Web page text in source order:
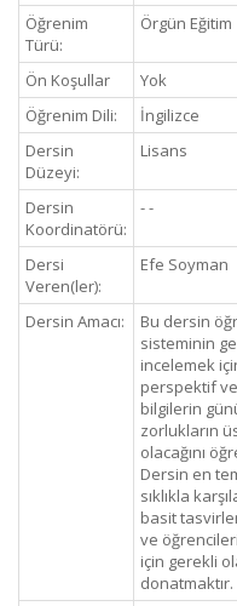
Öğrenim
Türü:
Örgün Eğitim
Ön Koşullar
Yok
Öğrenim Dili:
İngilizce
Dersin
Düzeyi:
Lisans
Dersin
Koordinatörü:
- -
Dersi
Veren(ler):
Efe Soyman
Dersin Amacı:
Bu dersin
sisteminin
incelemek
perspektif
bilgilerin
zorlukların
olacağını
Dersin en
sıklıkla
basit
ve
için gerekli
donatmaktır.